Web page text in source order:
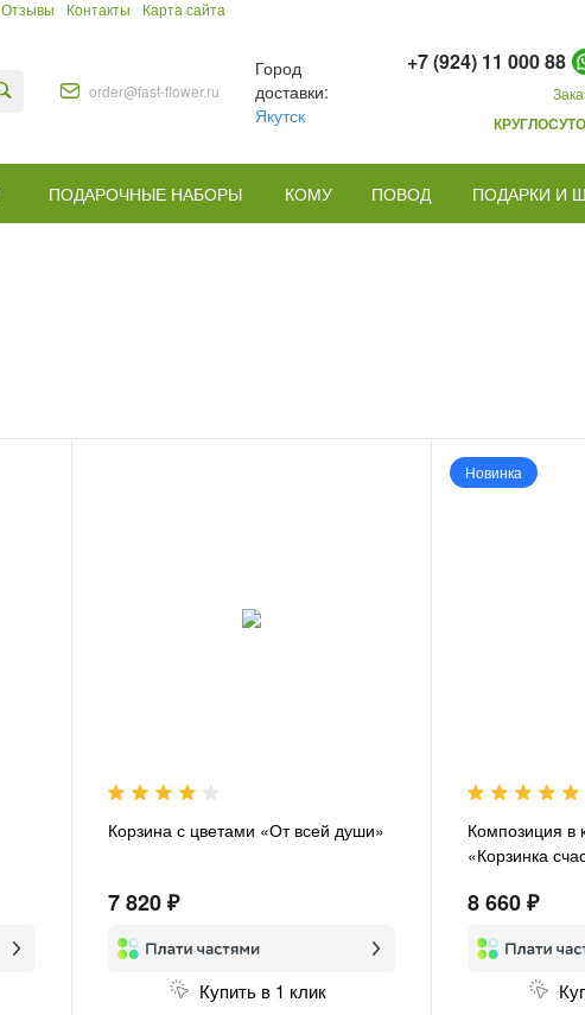
Отзывы Контакты Карта сайта
order@fast-flower.ru
Город
доставки:
Якутск
+7 (924) 11 000 88
ПОДАРОЧНЫЕ НАБОРЫ КОМУ ПОВОД ПОДАРКИ И
Корзина с цветами «От всей души»
7 820 ₽
Купить в 1 клик
Новинка
Композиция в
«Корзинка
8 660 ₽